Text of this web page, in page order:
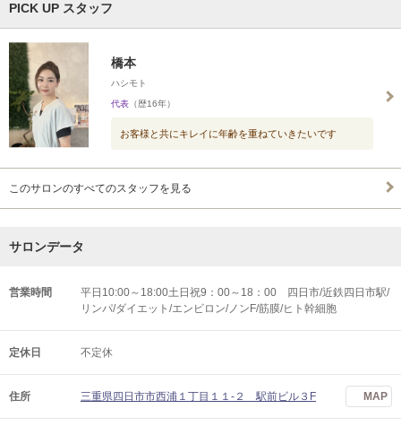
PICK UP スタッフ
橋本
ハシモト
代表 （歴16年）
お客様と共にキレイに年齢を重ねていきたいです
このサロンのすべてのスタッフを見る
サロンデータ
営業時間
平日10:00～18:00土日祝9：00～18：00 四日市/近鉄四日市駅/
リンパ/ダイエット/エンビロン/ノンF/筋膜/ヒト幹細胞
定休日 不定休
住所 三重県四日市市西浦１丁目１１‐２ 駅前ビル３F MAP